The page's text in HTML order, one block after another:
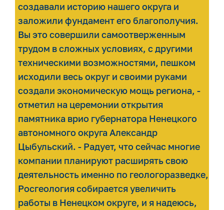
создавали историю нашего округа и
заложили фундамент его благополучия.
Вы это совершили самоотверженным
трудом в сложных условиях, с другими
техническими возможностями, пешком
исходили весь округ и своими руками
создали экономическую мощь региона, -
отметил на церемонии открытия
памятника врио губернатора Ненецкого
автономного округа Александр
Цыбульский. - Радует, что сейчас многие
компании планируют расширять свою
деятельность именно по геологоразведке,
Росгеология собирается увеличить
работы в Ненецком округе, и я надеюсь,